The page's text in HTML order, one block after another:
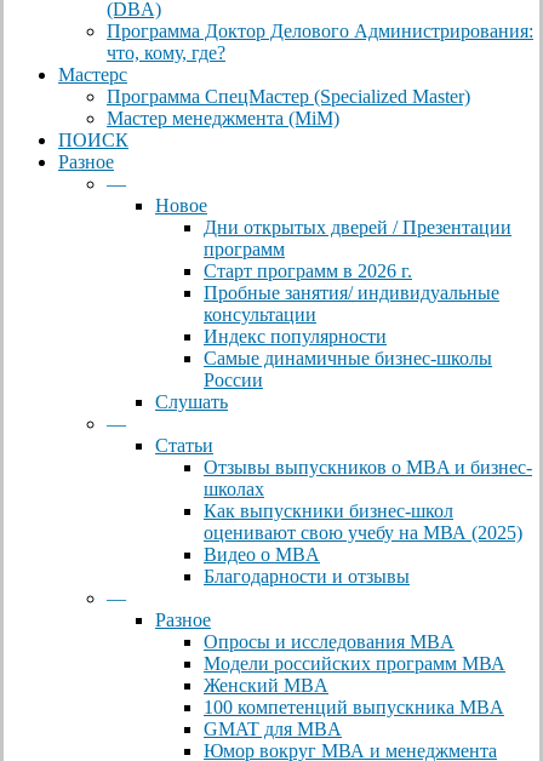
(DBА)
Программа Доктор Делового Администрирования:
что, кому, где?
Мастерс
Программа СпецМастер (Specialized Master)
Мастер менеджмента (MiM)
ПОИСК
Разное
—
Новое
Дни открытых дверей / Презентации
программ
Старт программ в 2026 г.
Пробные занятия/ индивидуальные
консультации
Индекс популярности
Самые динамичные бизнес-школы
России
Слушать
—
Статьи
Отзывы выпускников о MBA и бизнес-
школах
Как выпускники бизнес-школ
оценивают свою учебу на МВА (2025)
Видео о MBA
Благодарности и отзывы
—
Разное
Опросы и исследования MBA
Модели российских программ МВА
Женский MBA
100 компетенций выпускника MBA
GMAT для MBA
Юмор вокруг МВА и менеджмента